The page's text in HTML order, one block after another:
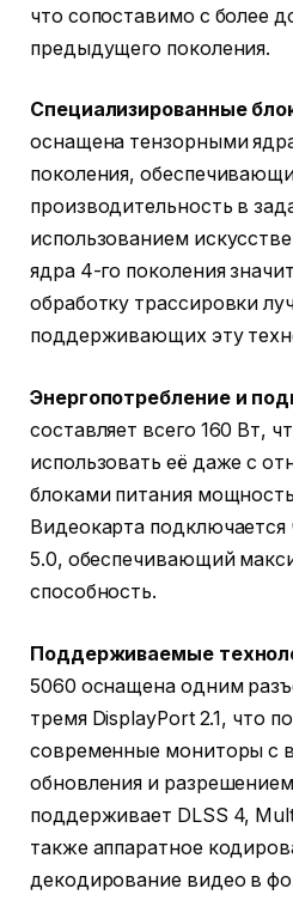
что сопоставимо с более
предыдущего поколения.
Специализированные
оснащена тензорными
поколения,
производительность в
использованием
ядра 4-го поколения
обработку трассировки
поддерживающих эту
Энергопотребление и
составляет всего 160 Вт,
использовать её даже с
блоками питания
Видеокарта подключается
5.0, обеспечивающий
способность.
Поддерживаемые
5060 оснащена одним
тремя DisplayPort 2.1, что
современные мониторы с
обновления и
поддерживает DLSS 4,
также аппаратное
декодирование видео в